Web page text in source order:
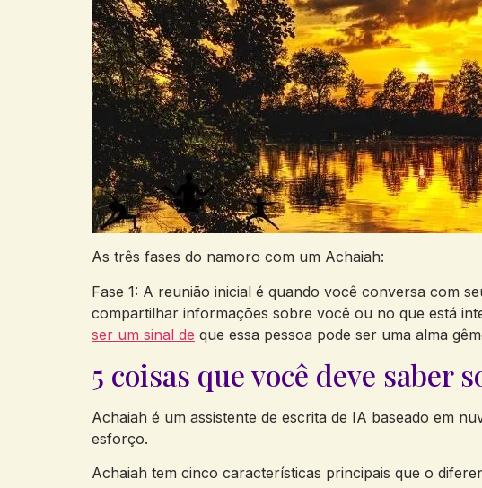
As três fases do namoro com um Achaiah:
Fase 1: A reunião inicial é quando você conversa com
compartilhar informações sobre você ou no que está
ser um sinal de que essa pessoa pode ser uma alma
5 coisas que você deve saber
Achaiah é um assistente de escrita de IA baseado em
esforço.
Achaiah tem cinco características principais que o